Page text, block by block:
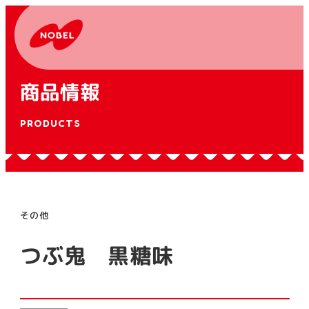
商品情報
PRODUCTS
その他
つぶ鬼 黒糖味